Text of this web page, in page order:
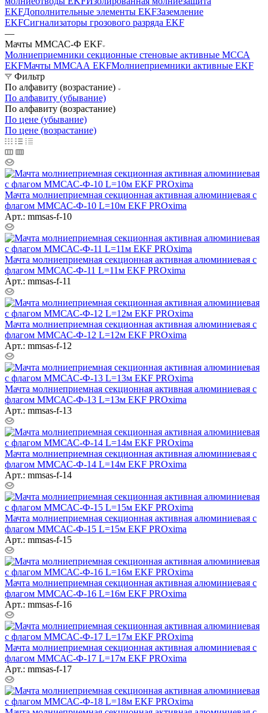
EKFДополнительные элементы EKFЗаземление
EKFСигнализаторы грозового разряда EKF
—
Мачты ММСАС-Ф EKF
Молниеприемники секционные стеновые активные МССА
EKFМачты ММСАА EKFМолниеприемники активные EKF
Фильтр
По алфавиту (возрастание)
По алфавиту (убывание)
По алфавиту (возрастание)
По цене (убывание)
По цене (возрастание)
Мачта молниеприемная секционная активная алюминиевая c
флагом ММСАС-Ф-10 L=10м EKF PROxima
Арт.: mmsas-f-10
Мачта молниеприемная секционная активная алюминиевая c
флагом ММСАС-Ф-11 L=11м EKF PROxima
Арт.: mmsas-f-11
Мачта молниеприемная секционная активная алюминиевая c
флагом ММСАС-Ф-12 L=12м EKF PROxima
Арт.: mmsas-f-12
Мачта молниеприемная секционная активная алюминиевая c
флагом ММСАС-Ф-13 L=13м EKF PROxima
Арт.: mmsas-f-13
Мачта молниеприемная секционная активная алюминиевая c
флагом ММСАС-Ф-14 L=14м EKF PROxima
Арт.: mmsas-f-14
Мачта молниеприемная секционная активная алюминиевая c
флагом ММСАС-Ф-15 L=15м EKF PROxima
Арт.: mmsas-f-15
Мачта молниеприемная секционная активная алюминиевая c
флагом ММСАС-Ф-16 L=16м EKF PROxima
Арт.: mmsas-f-16
Мачта молниеприемная секционная активная алюминиевая c
флагом ММСАС-Ф-17 L=17м EKF PROxima
Арт.: mmsas-f-17